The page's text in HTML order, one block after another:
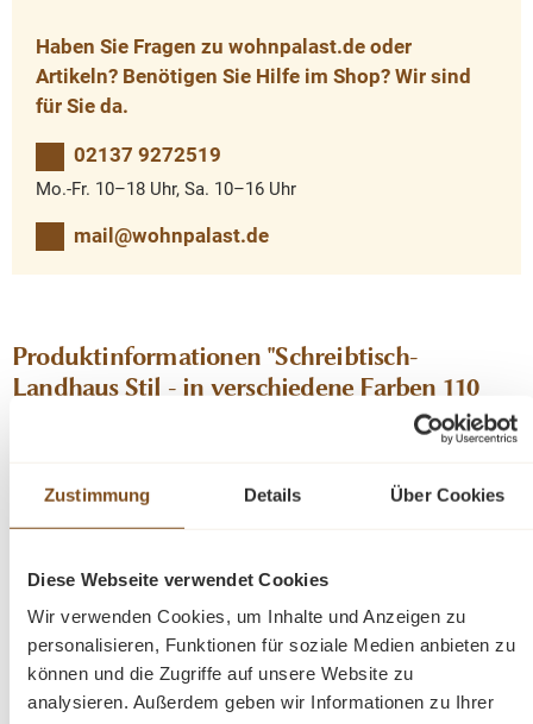
Zustimmung Details Über Cookies
Diese Webseite verwendet Cookies
Wir verwenden Cookies, um Inhalte und Anzeigen zu
personalisieren, Funktionen für soziale Medien anbieten zu
können und die Zugriffe auf unsere Website zu
analysieren. Außerdem geben wir Informationen zu Ihrer
Haben Sie Fragen zu wohnpalast.de oder
Artikeln? Benötigen Sie Hilfe im Shop? Wir sind
für Sie da.
02137 9272519
Mo.-Fr. 10–18 Uhr, Sa. 10–16 Uhr
mail@wohnpalast.de
Produktinformationen "Schreibtisch-
Landhaus Stil - in verschiedene Farben 110
wohnlich in Ihren Einrichtungsstil integriert werden kann.
Das Produkt profitiert von einer Schublade und einem
großzügigen Platz für den Computer – oder Stauraum
hinter einer Tür.